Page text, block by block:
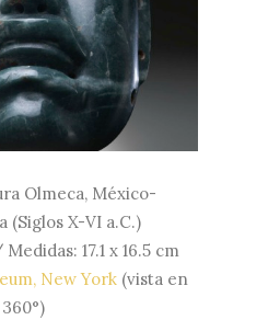
Olmeca, México-
(Siglos X-VI a.C.)
17.1 x 16.5 cm
New York(vista en
360°)